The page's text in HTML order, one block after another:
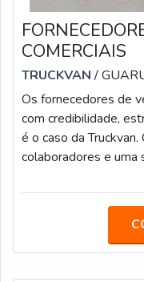
COMERCIAIS
TRUCKVAN/
Os fornecedores de
com credibilidade,
é o caso da
colaboradores e uma
Guarulhos (SP), a
DIVERSAS
projetos itinerantes